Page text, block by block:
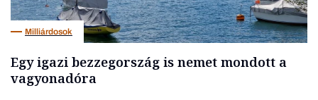
Milliárdosok
Egy igazi bezzegország is nemet mondott a
vagyonadóra